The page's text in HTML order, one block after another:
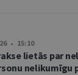
• 15:10
lietās par
nelikumīgu